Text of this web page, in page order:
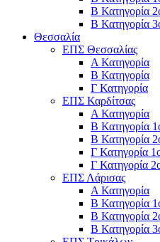
Β Κατηγορία
Β Κατηγορία
Θεσσαλία
ΕΠΣ Θεσσαλίας
Α Κατηγορία
Β Κατηγορία
Γ Κατηγορία
ΕΠΣ Καρδίτσας
Α Κατηγορία
Β Κατηγορία
Β Κατηγορία
Γ Κατηγορία
Γ Κατηγορία
ΕΠΣ Λάρισας
Α Κατηγορία
Β Κατηγορία
Β Κατηγορία
Β Κατηγορία